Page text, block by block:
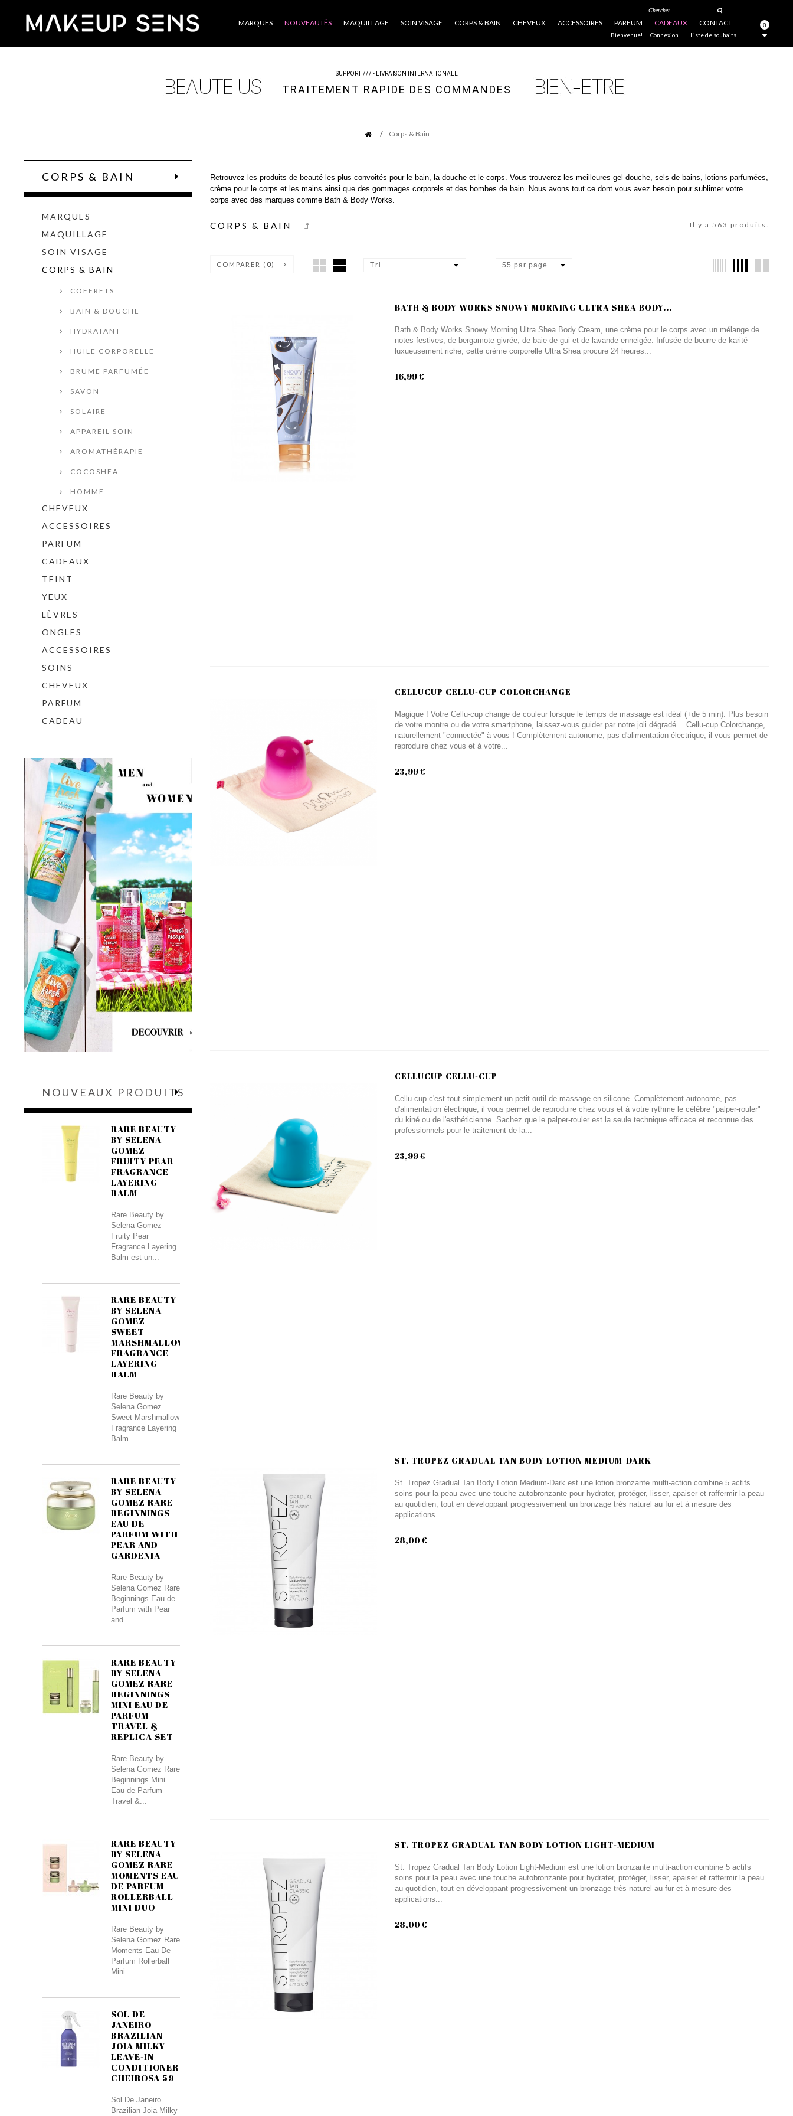
Catégories MARQUES NOUVEAUTÉS MAQUILLAGE SOIN VISAGE CORPS & BAIN CHEVEUX ACCESSOIRES PARFUM CADEAUX CONTACT
Chercher...
0
Liste de souhaits
Bienvenue! Connexion
SUPPORT 7/7 - LIVRAISON INTERNATIONALE
TRAITEMENT RAPIDE DES COMMANDES
Corps & Bain
CORPS & BAIN
MARQUES
MAQUILLAGE
SOIN VISAGE
CORPS & BAIN
COFFRETS
BAIN & DOUCHE
HYDRATANT
HUILE CORPORELLE
BRUME PARFUMÉE
SAVON
SOLAIRE
APPAREIL SOIN
AROMATHÉRAPIE
COCOSHEA
HOMME
CHEVEUX
ACCESSOIRES
PARFUM
CADEAUX
TEINT
YEUX
LÈVRES
ONGLES
ACCESSOIRES
SOINS
CHEVEUX
PARFUM
CADEAU
NOUVEAUX PRODUITS
RARE BEAUTY
BY SELENA
GOMEZ
FRUITY PEAR
FRAGRANCE
LAYERING
BALM
Rare Beauty by
Selena Gomez
Fruity Pear
Fragrance Layering
Balm est un...
RARE BEAUTY
BY SELENA
GOMEZ
SWEET
MARSHMALLOW
FRAGRANCE
LAYERING
BALM
Rare Beauty by
Selena Gomez
Sweet Marshmallow
Fragrance Layering
Balm...
RARE BEAUTY
BY SELENA
GOMEZ RARE
BEGINNINGS
EAU DE
PARFUM WITH
PEAR AND
GARDENIA
Rare Beauty by
Selena Gomez Rare
Beginnings Eau de
Parfum with Pear
and...
RARE BEAUTY
BY SELENA
GOMEZ RARE
BEGINNINGS
MINI EAU DE
PARFUM
TRAVEL &
REPLICA SET
Rare Beauty by
Selena Gomez Rare
Beginnings Mini
Eau de Parfum
Travel &...
RARE BEAUTY
BY SELENA
GOMEZ RARE
MOMENTS EAU
DE PARFUM
ROLLERBALL
MINI DUO
Rare Beauty by
Selena Gomez Rare
Moments Eau De
Parfum Rollerball
Mini...
SOL DE
JANEIRO
BRAZILIAN
JOIA MILKY
LEAVE-IN
CONDITIONER
CHEIROSA 59
Sol De Janeiro
Brazilian Joia Milky
Retrouvez les produits de beauté les plus convoités pour le bain, la douche et le corps. Vous trouverez les meilleures gel douche, sels de bains, lotions parfumées,
crème pour le corps et les mains ainsi que des gommages corporels et des bombes de bain. Nous avons tout ce dont vous avez besoin pour sublimer votre
corps avec des marques comme Bath & Body Works.
CORPS & BAIN Il y a 563 produits.
COMPARER ( 0) Tri 55 par page
BATH & BODY WORKS SNOWY MORNING ULTRA SHEA BODY...
Bath & Body Works Snowy Morning Ultra Shea Body Cream, une crème pour le corps avec un mélange de
notes festives, de bergamote givrée, de baie de gui et de lavande enneigée. Infusée de beurre de karité
luxueusement riche, cette crème corporelle Ultra Shea procure 24 heures...
16,99 €
CELLUCUP CELLU-CUP COLORCHANGE
Magique ! Votre Cellu-cup change de couleur lorsque le temps de massage est idéal (+de 5 min). Plus besoin
de votre montre ou de votre smartphone, laissez-vous guider par notre joli dégradé… Cellu-cup Colorchange,
naturellement "connectée" à vous ! Complètement autonome, pas d'alimentation électrique, il vous permet de
reproduire chez vous et à votre...
23,99 €
CELLUCUP CELLU-CUP
Cellu-cup c'est tout simplement un petit outil de massage en silicone. Complètement autonome, pas
d'alimentation électrique, il vous permet de reproduire chez vous et à votre rythme le célèbre "palper-rouler"
du kiné ou de l'esthéticienne. Sachez que le palper-rouler est la seule technique efficace et reconnue des
professionnels pour le traitement de la...
23,99 €
ST. TROPEZ GRADUAL TAN BODY LOTION MEDIUM-DARK
St. Tropez Gradual Tan Body Lotion Medium-Dark est une lotion bronzante multi-action combine 5 actifs
soins pour la peau avec une touche autobronzante pour hydrater, protéger, lisser, apaiser et raffermir la peau
au quotidien, tout en développant progressivement un bronzage très naturel au fur et à mesure des
applications...
28,00 €
ST. TROPEZ GRADUAL TAN BODY LOTION LIGHT-MEDIUM
St. Tropez Gradual Tan Body Lotion Light-Medium est une lotion bronzante multi-action combine 5 actifs
soins pour la peau avec une touche autobronzante pour hydrater, protéger, lisser, apaiser et raffermir la peau
au quotidien, tout en développant progressivement un bronzage très naturel au fur et à mesure des
applications...
28,00 €